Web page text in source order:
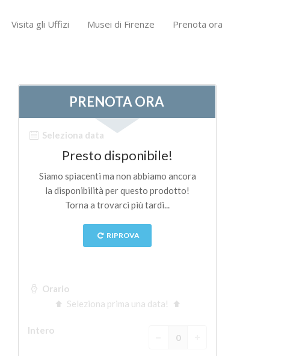
Visita gli Uffizi Musei di Firenze Prenota ora